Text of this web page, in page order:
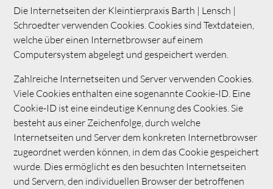
Die Internetseiten der Kleintierpraxis Barth | Lensch |
Schroedter verwenden Cookies. Cookies sind Textdateien,
welche über einen Internetbrowser auf einem
Computersystem abgelegt und gespeichert werden.
Zahlreiche Internetseiten und Server verwenden Cookies.
Viele Cookies enthalten eine sogenannte Cookie-ID. Eine
Cookie-ID ist eine eindeutige Kennung des Cookies. Sie
besteht aus einer Zeichenfolge, durch welche
Internetseiten und Server dem konkreten Internetbrowser
zugeordnet werden können, in dem das Cookie gespeichert
wurde. Dies ermöglicht es den besuchten Internetseiten
und Servern, den individuellen Browser der betroffenen